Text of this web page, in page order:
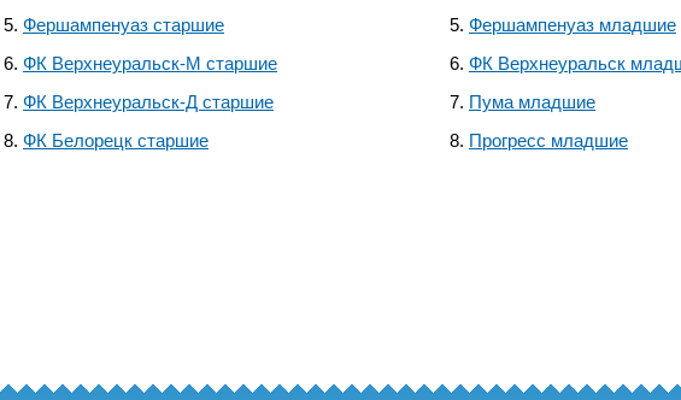
Фершампенуаз старшие
ФК Верхнеуральск-М старшие
ФК Верхнеуральск-Д старшие
ФК Белорецк старшие
Фершампенуаз младшие
ФК Верхнеуральск
Пума младшие
Прогресс младшие